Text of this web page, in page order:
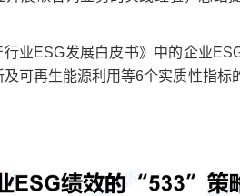
ESG发展白皮书》中的企业
可再生能源利用等6个实质性指